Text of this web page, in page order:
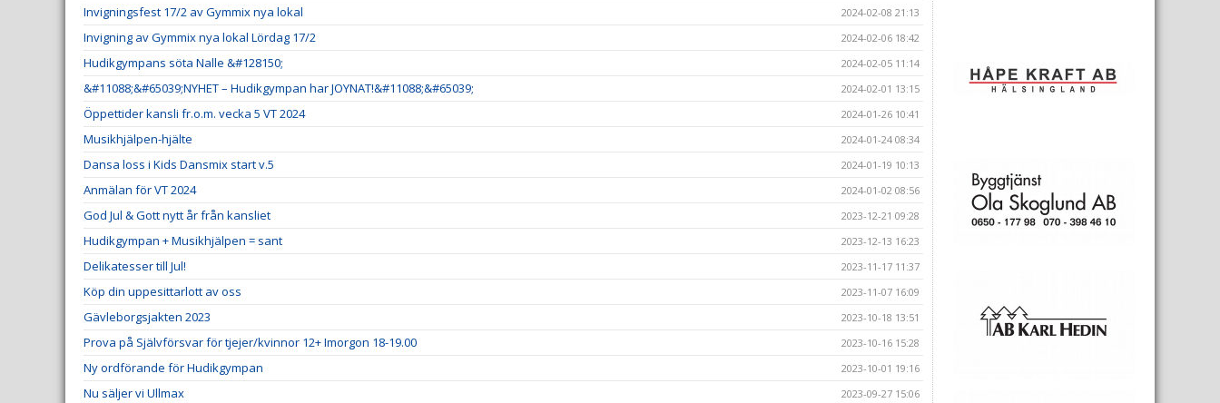
Invigningsfest 17/2 av Gymmix nya lokal 2024-02-08 21:13
Invigning av Gymmix nya lokal Lördag 17/2 2024-02-06 18:42
Hudikgympans söta Nalle &#128150; 2024-02-05 11:14
&#11088;&#65039;NYHET – Hudikgympan har JOYNAT!&#11088;&#65039; 2024-02-01 13:15
Öppettider kansli fr.o.m. vecka 5 VT 2024 2024-01-26 10:41
Musikhjälpen-hjälte 2024-01-24 08:34
Dansa loss i Kids Dansmix start v.5 2024-01-19 10:13
Anmälan för VT 2024 2024-01-02 08:56
God Jul & Gott nytt år från kansliet 2023-12-21 09:28
Hudikgympan + Musikhjälpen = sant 2023-12-13 16:23
Delikatesser till Jul! 2023-11-17 11:37
Köp din uppesittarlott av oss 2023-11-07 16:09
Gävleborgsjakten 2023 2023-10-18 13:51
Prova på Självförsvar för tjejer/kvinnor 12+ Imorgon 18-19.00 2023-10-16 15:28
Ny ordförande för Hudikgympan 2023-10-01 19:16
Nu säljer vi Ullmax 2023-09-27 15:06